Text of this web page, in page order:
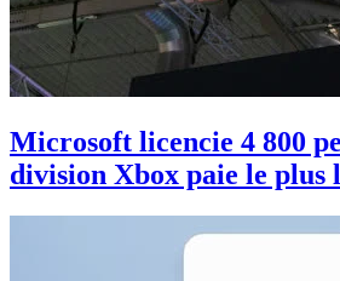
Microsoft licencie 4 800
division Xbox paie le